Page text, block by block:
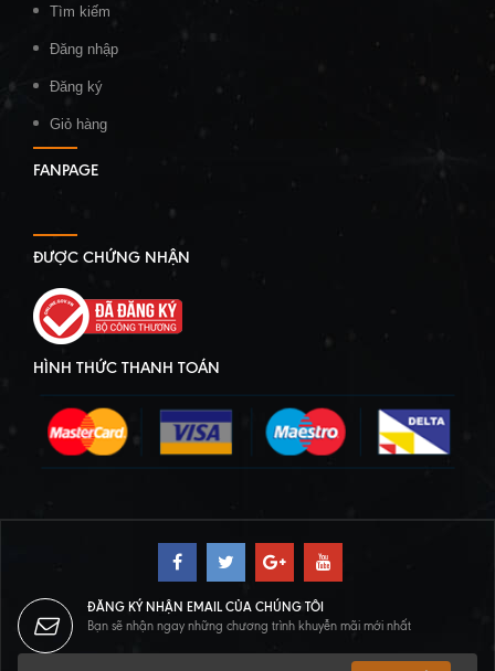
Tìm kiếm
Đăng nhập
Đăng ký
Giỏ hàng
FANPAGE
ĐƯỢC CHỨNG NHẬN
HÌNH THỨC THANH TOÁN
ĐĂNG KÝ NHẬN EMAIL CỦA CHÚNG TÔI
Bạn sẽ nhận ngay những chương trình khuyễn mãi mới nhất